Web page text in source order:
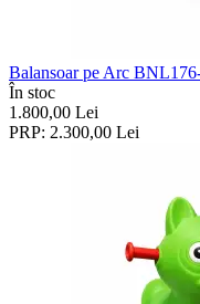
Balansoar pe Arc
În stoc
1.800,00 Lei
PRP: 2.300,00 Lei